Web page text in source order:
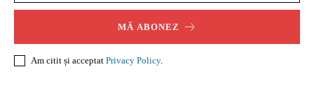
MĂ ABONEZ
Am citit și acceptat Privacy Policy.